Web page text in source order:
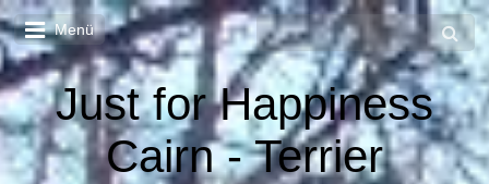
Menü
Just for Happiness
Cairn - Terrier